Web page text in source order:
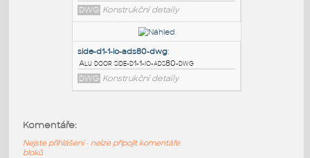
top-d1-9-oo-ads80-dwg:
Alu door top-d1-9-oo-ads80-dwg
DWG Konstrukční detaily
Alu door top-d1-13-oo-ads80-dwg
Komentáře:
Nejste přihlášeni - nelze připojit komentáře
bloků